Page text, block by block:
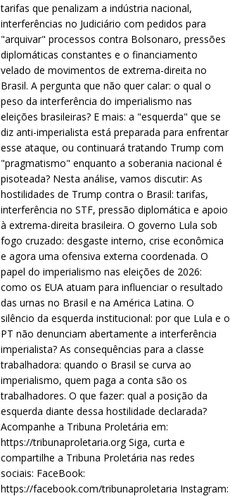
tarifas que penalizam a indústria nacional,
interferências no Judiciário com pedidos para
"arquivar" processos contra Bolsonaro, pressões
diplomáticas constantes e o financiamento
velado de movimentos de extrema-direita no
Brasil. A pergunta que não quer calar: o qual o
peso da interferência do imperialismo nas
eleições brasileiras? E mais: a "esquerda" que se
diz anti-imperialista está preparada para enfrentar
esse ataque, ou continuará tratando Trump com
"pragmatismo" enquanto a soberania nacional é
pisoteada? Nesta análise, vamos discutir: As
hostilidades de Trump contra o Brasil: tarifas,
interferência no STF, pressão diplomática e apoio
à extrema-direita brasileira. O governo Lula sob
fogo cruzado: desgaste interno, crise econômica
e agora uma ofensiva externa coordenada. O
papel do imperialismo nas eleições de 2026:
como os EUA atuam para influenciar o resultado
das urnas no Brasil e na América Latina. O
silêncio da esquerda institucional: por que Lula e o
PT não denunciam abertamente a interferência
imperialista? As consequências para a classe
trabalhadora: quando o Brasil se curva ao
imperialismo, quem paga a conta são os
trabalhadores. O que fazer: qual a posição da
esquerda diante dessa hostilidade declarada?
Acompanhe a Tribuna Proletária em:
https://tribunaproletaria.org Siga, curta e
compartilhe a Tribuna Proletária nas redes
sociais: FaceBook:
https://facebook.com/tribunaproletaria Instagram: